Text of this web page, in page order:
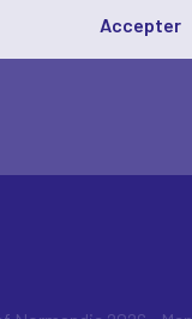
Accepter